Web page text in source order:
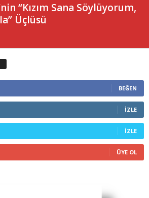
“Kızım Sana Söylüyorum,
Üçlüsü
BEĞEN
İZLE
İZLE
ÜYE OL